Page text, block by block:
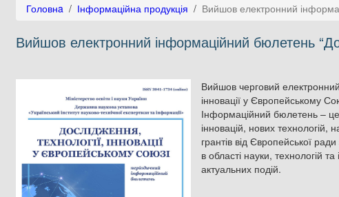
Головнa / Інформаційна продукція / Вийшов електронний
Вийшов електронний інформаційний бюлетень
Вийшов черговий
інновації у Європейському
Інформаційний бюлетень –
інновацій, нових технологій,
грантів від Європейської
в області науки, технологій
актуальних подій.